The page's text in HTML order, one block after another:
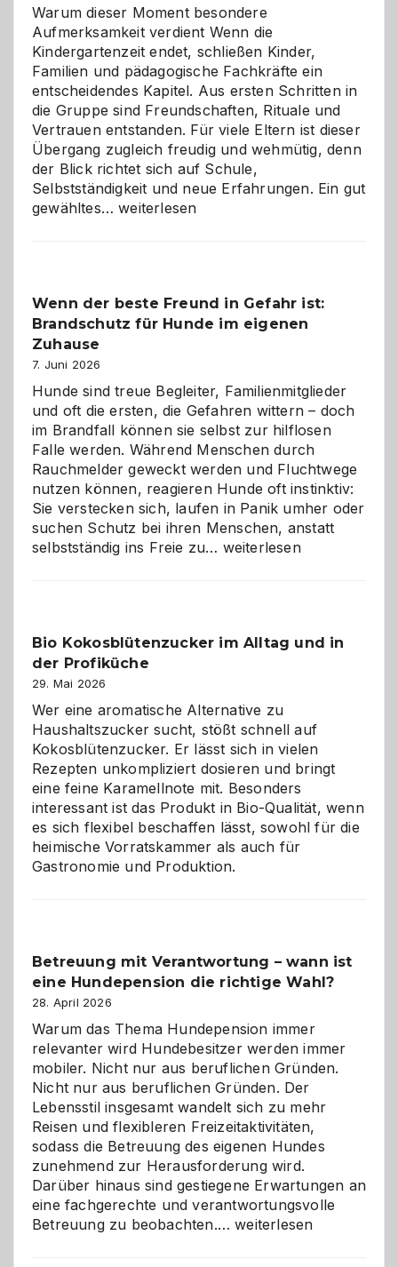
Warum dieser Moment besondere
Aufmerksamkeit verdient Wenn die
Kindergartenzeit endet, schließen Kinder,
Familien und pädagogische Fachkräfte ein
entscheidendes Kapitel. Aus ersten Schritten in
die Gruppe sind Freundschaften, Rituale und
Vertrauen entstanden. Für viele Eltern ist dieser
Übergang zugleich freudig und wehmütig, denn
der Blick richtet sich auf Schule,
Selbstständigkeit und neue Erfahrungen. Ein gut
gewähltes…Abschied
und
herzlich
weiterlesen
Wenn der beste Freund in Gefahr ist:
Brandschutz für Hunde im eigenen
Zuhause
7. Juni 2026
Hunde sind treue Begleiter, Familienmitglieder
und oft die ersten, die Gefahren wittern – doch
im Brandfall können sie selbst zur hilflosen
Falle werden. Während Menschen durch
Rauchmelder geweckt werden und Fluchtwege
nutzen können, reagieren Hunde oft instinktiv:
Sie verstecken sich, laufen in Panik umher oder
suchen Schutz bei ihren Menschen, anstatt
selbstständig ins Freie zu… Wenn
Gefahr
für
Hunde
im
eigenen
Zuhause
weiterlesen
Bio Kokosblütenzucker im Alltag und in
der Profiküche
29. Mai 2026
Wer eine aromatische Alternative zu
Haushaltszucker sucht, stößt schnell auf
Kokosblütenzucker. Er lässt sich in vielen
Rezepten unkompliziert dosieren und bringt
eine feine Karamellnote mit. Besonders
interessant ist das Produkt in Bio-Qualität, wenn
es sich flexibel beschaffen lässt, sowohl für die
heimische Vorratskammer als auch für
Gastronomie und Produktion.
Betreuung mit Verantwortung – wann ist
eine Hundepension die richtige Wahl?
28. April 2026
Warum das Thema Hundepension immer
relevanter wird Hundebesitzer werden immer
mobiler. Nicht nur aus beruflichen Gründen.
Nicht nur aus beruflichen Gründen. Der
Lebensstil insgesamt wandelt sich zu mehr
Reisen und flexibleren Freizeitaktivitäten,
sodass die Betreuung des eigenen Hundes
zunehmend zur Herausforderung wird.
Darüber hinaus sind gestiegene Erwartungen an
eine fachgerechte und verantwortungsvolle
Betreuung zu beobachten.…Betreuung
weiterlesen